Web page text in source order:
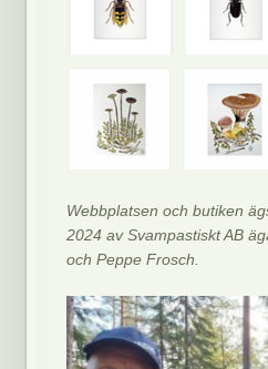
Webbplatsen och butiken
2024 av Svampastiskt AB
och Peppe Frosch.